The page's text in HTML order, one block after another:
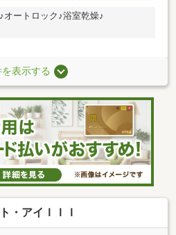
オートロック♪浴室乾燥♪
表示する
・アイＩＩＩ